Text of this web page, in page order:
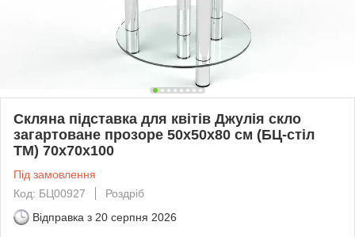
Скляна підставка для квітів Джулія скло
загартоване прозоре 50х50х80 см (БЦ-стіл
ТМ) 70х70х100
Під замовлення
Код: БЦ00927
Роздріб
Відправка з 20 серпня 2026